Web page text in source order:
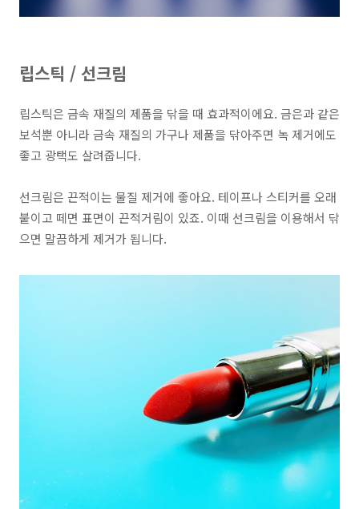
립스틱 / 선크림
립스틱은 금속 재질의 제품을 닦을 때 효과적이에요. 금은과 같은
보석뿐 아니라 금속 재질의 가구나 제품을 닦아주면 녹 제거에도
좋고 광택도 살려줍니다.
선크림은 끈적이는 물질 제거에 좋아요. 테이프나 스티커를 오래
붙이고 떼면 표면이 끈적거림이 있죠. 이때 선크림을 이용해서 닦
으면 말끔하게 제거가 됩니다.